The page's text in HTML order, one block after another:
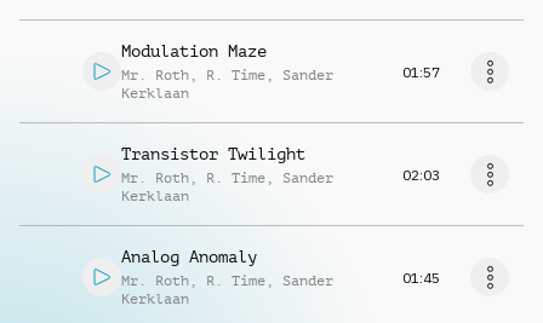
Modulation Maze
Mr. Roth , R. Time , Sander
Kerklaan
01:57
Transistor Twilight
Mr. Roth , R. Time , Sander
Kerklaan
02:03
Analog Anomaly
Mr. Roth , R. Time , Sander
Kerklaan
01:45